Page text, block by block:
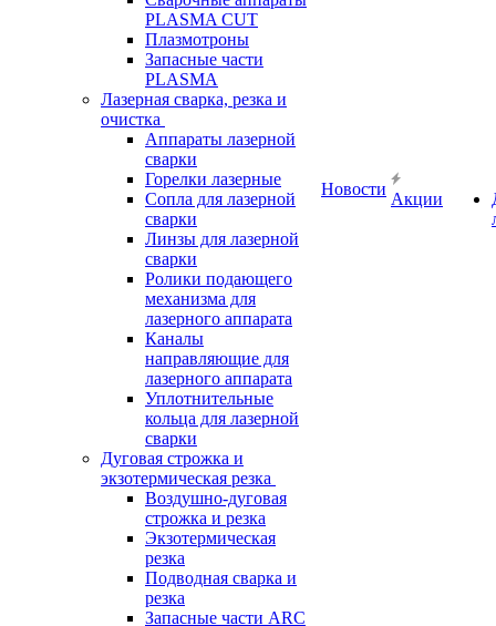
PLASMA CUT
Плазмотроны
Запасные части
PLASMA
Лазерная сварка, резка и
очистка
Аппараты лазерной
сварки
Горелки лазерные
Сопла для лазерной
сварки
Линзы для лазерной
сварки
Ролики подающего
механизма для
лазерного аппарата
Каналы
направляющие для
лазерного аппарата
Уплотнительные
кольца для лазерной
сварки
Дуговая строжка и
экзотермическая резка
Воздушно-дуговая
строжка и резка
Экзотермическая
резка
Подводная сварка и
резка
Запасные части ARC
Новости
Акции